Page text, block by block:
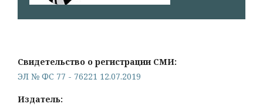
Свидетельство о регистрации СМИ:
ЭЛ № ФС 77 - 76221 12.07.2019
Издатель: